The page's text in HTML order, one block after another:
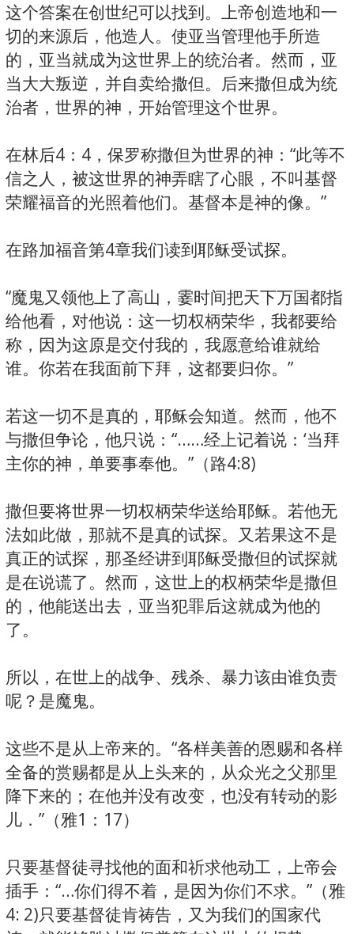
这个答案在创世纪可以找到。上帝创造地和一
切的来源后，他造人。使亚当管理他手所造
的，亚当就成为这世界上的统治者。然而，亚
当大大叛逆，并自卖给撒但。后来撒但成为统
治者，世界的神，开始管理这个世界。
在林后4：4，保罗称撒但为世界的神：“此等不
信之人，被这世界的神弄瞎了心眼，不叫基督
荣耀福音的光照着他们。基督本是神的像。”
在路加福音第4章我们读到耶稣受试探。
“魔鬼又领他上了高山，霎时间把天下万国都指
给他看，对他说：这一切权柄荣华，我都要给
称，因为这原是交付我的，我愿意给谁就给
谁。你若在我面前下拜，这都要归你。”
若这一切不是真的，耶稣会知道。然而，他不
与撒但争论，他只说：“……经上记着说：‘当拜
主你的神，单要事奉他。”（路4:8)
撒但要将世界一切权柄荣华送给耶稣。若他无
法如此做，那就不是真的试探。又若果这不是
真正的试探，那圣经讲到耶稣受撒但的试探就
是在说谎了。然而，这世上的权柄荣华是撒但
的，他能送出去，亚当犯罪后这就成为他的
了。
所以，在世上的战争、残杀、暴力该由谁负责
呢？是魔鬼。
这些不是从上帝来的。“各样美善的恩赐和各样
全备的赏赐都是从上头来的，从众光之父那里
降下来的；在他并没有改变，也没有转动的影
儿．”（雅1：17）
只要基督徒寻找他的面和祈求他动工，上帝会
插手：“…你们得不着，是因为你们不求。”（雅
4: 2)只要基督徒肯祷告，又为我们的国家代